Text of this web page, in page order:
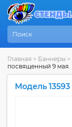
Главная > Баннеры >
посвященный 9 мая.
Модель 13593